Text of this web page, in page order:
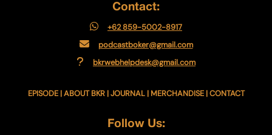
Contact:
+62 859-5002-8917
podcastboker@gmail.com
bkrwebhelpdesk@gmail.com
EPISODE|ABOUT BKR|JOURNAL| MERCHANDISE|CONTACT
Follow Us: